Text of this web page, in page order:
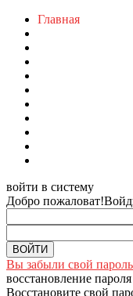
Главная
войти в систему
Добро пожаловат!
Вы забыли свой
восстановление пароля
Восстановите свой